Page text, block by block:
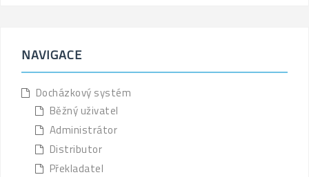
NAVIGACE
Docházkový systém
Běžný uživatel
Administrátor
Distributor
Překladatel